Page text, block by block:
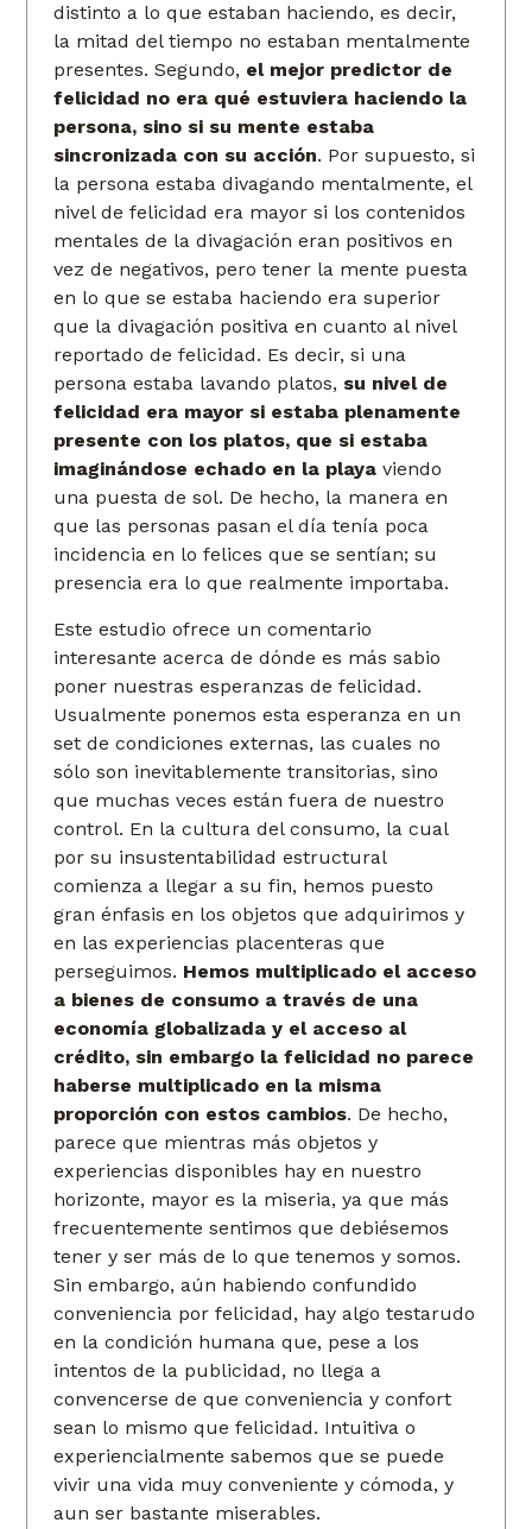
distinto a lo que estaban haciendo, es decir,
la mitad del tiempo no estaban mentalmente
presentes. Segundo, el mejor predictor de
felicidad no era qué estuviera haciendo la
persona, sino si su mente estaba
sincronizada con su acción. Por supuesto, si
la persona estaba divagando mentalmente, el
nivel de felicidad era mayor si los contenidos
mentales de la divagación eran positivos en
vez de negativos, pero tener la mente puesta
en lo que se estaba haciendo era superior
que la divagación positiva en cuanto al nivel
reportado de felicidad. Es decir, si una
persona estaba lavando platos, su nivel de
felicidad era mayor si estaba plenamente
presente con los platos, que si estaba
imaginándose echado en la playa viendo
una puesta de sol. De hecho, la manera en
que las personas pasan el día tenía poca
incidencia en lo felices que se sentían; su
presencia era lo que realmente importaba.
Este estudio ofrece un comentario
interesante acerca de dónde es más sabio
poner nuestras esperanzas de felicidad.
Usualmente ponemos esta esperanza en un
set de condiciones externas, las cuales no
sólo son inevitablemente transitorias, sino
que muchas veces están fuera de nuestro
control. En la cultura del consumo, la cual
por su insustentabilidad estructural
comienza a llegar a su fin, hemos puesto
gran énfasis en los objetos que adquirimos y
en las experiencias placenteras que
perseguimos. Hemos multiplicado el acceso
a bienes de consumo a través de una
economía globalizada y el acceso al
crédito, sin embargo la felicidad no parece
haberse multiplicado en la misma
proporción con estos cambios. De hecho,
parece que mientras más objetos y
experiencias disponibles hay en nuestro
horizonte, mayor es la miseria, ya que más
frecuentemente sentimos que debiésemos
tener y ser más de lo que tenemos y somos.
Sin embargo, aún habiendo confundido
conveniencia por felicidad, hay algo testarudo
en la condición humana que, pese a los
intentos de la publicidad, no llega a
convencerse de que conveniencia y confort
sean lo mismo que felicidad. Intuitiva o
experiencialmente sabemos que se puede
vivir una vida muy conveniente y cómoda, y
aun ser bastante miserables.